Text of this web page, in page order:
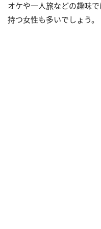
オケや一人旅などの趣味
持つ女性も多いでしょう。